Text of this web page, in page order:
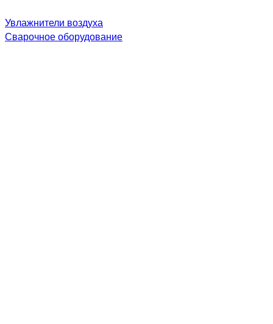
Увлажнители воздуха
Сварочное оборудование